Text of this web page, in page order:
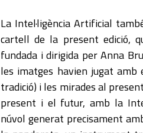
La Intel·ligència Artificial
cartell de la present edició,
fundada i dirigida per Anna
les imatges havien jugat
tradició) i les mirades al
present i el futur, amb la
núvol generat precisament